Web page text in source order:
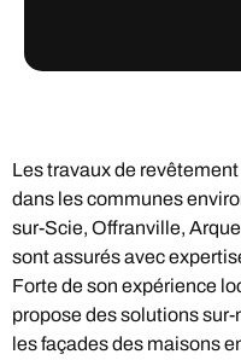
Les travaux de
dans les communes
sur-Scie, Offranville,
sont assurés avec
Forte de son expérience
propose des solutions
les façades des maisons